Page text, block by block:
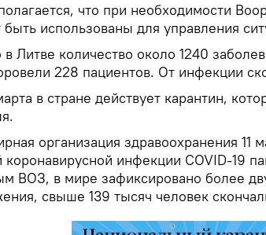
что при необходимости
быть использованы для управления
в Литве количество около 1240
228 пациентов. От инфекции
в стране действует карантин,
организация здравоохранения 11
коронавирусной инфекции COVID-19
ВОЗ, в мире зафиксировано более
свыше 139 тысяч человек